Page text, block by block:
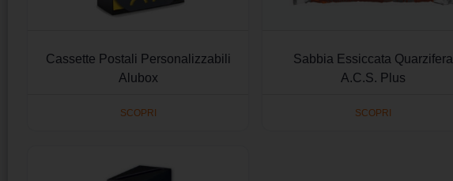
Cassette Postali Personalizzabili
Alubox
SCOPRI
Sabbia Essiccata Quarzifera
A.C.S. Plus
SCOPRI